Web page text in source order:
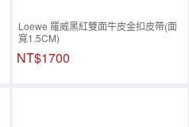
Loewe 羅威黑紅雙面牛皮金扣皮帶(面
寬1.5CM)
NT$1700